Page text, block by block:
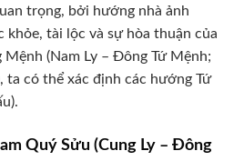
trọng, bởi hướng nhà ảnh
tài lộc và sự hòa thuận của
(Nam Ly – Đông Tứ Mệnh;
ta có thể xác định các hướng Tứ
Quý Sửu (Cung Ly – Đông